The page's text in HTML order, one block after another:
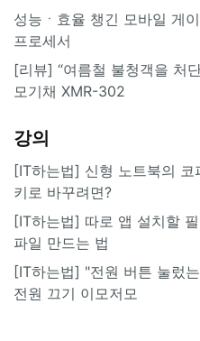
성능ㆍ효율 챙긴 모바일 게
프로세서
[리뷰] “여름철 불청객을 처
모기채 XMR-302
강의
[IT하는법] 신형 노트북의
키로 바꾸려면?
[IT하는법] 따로 앱 설치할
파일 만드는 법
[IT하는법] "전원 버튼 눌렀
전원 끄기 이모저모